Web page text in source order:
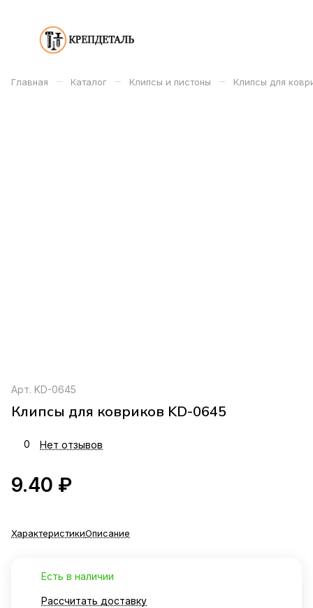
Главная – Каталог – Клипсы и пистоны – Клипсы для
Арт. KD-0645
Клипсы для ковриков KD-0645
0 Нет отзывов
9.40 ₽
ХарактеристикиОписание
Есть в наличии
Рассчитать доставку